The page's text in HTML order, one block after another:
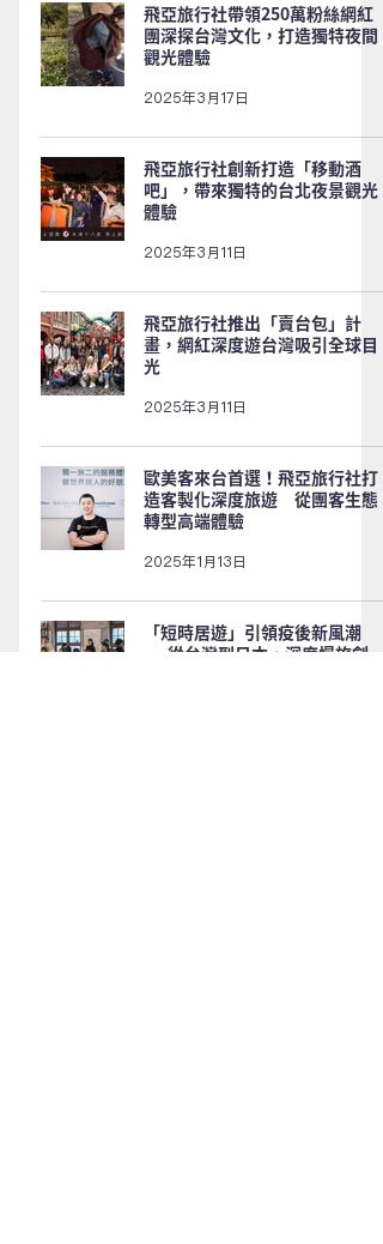
飛亞旅行社帶領250萬粉絲網紅
團深探台灣文化，打造獨特夜間
觀光體驗
2025年3月17日
飛亞旅行社創新打造「移動酒
吧」，帶來獨特的台北夜景觀光
體驗
2025年3月11日
飛亞旅行社推出「賣台包」計
畫，網紅深度遊台灣吸引全球目
光
2025年3月11日
歐美客來台首選！飛亞旅行社打
造客製化深度旅遊 從團客生態
轉型高端體驗
2025年1月13日
「短時居遊」引領疫後新風潮
──從台灣到日本，深度慢旅創